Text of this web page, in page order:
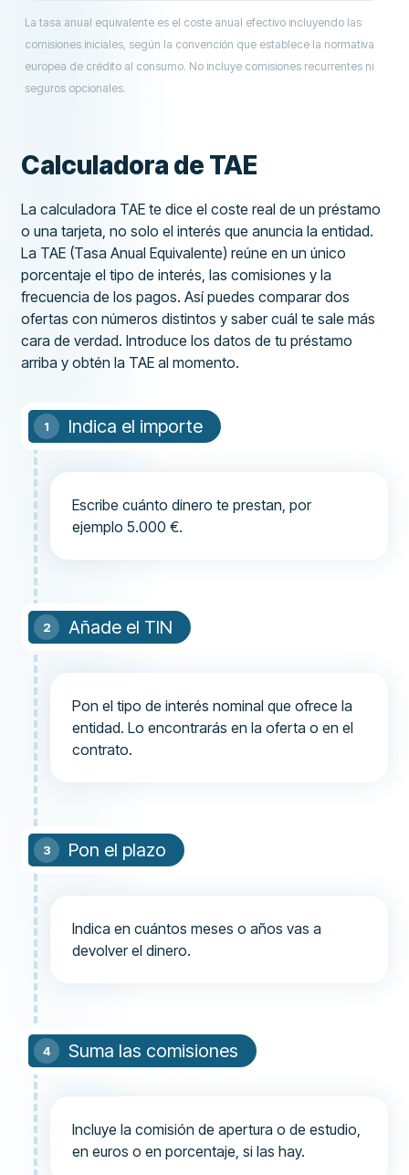
La tasa anual equivalente es el coste anual efectivo incluyendo las
comisiones iniciales, según la convención que establece la normativa
europea de crédito al consumo. No incluye comisiones recurrentes ni
seguros opcionales.
Calculadora de TAE
La calculadora TAE te dice el coste real de un préstamo
o una tarjeta, no solo el interés que anuncia la entidad.
La TAE (Tasa Anual Equivalente) reúne en un único
porcentaje el tipo de interés, las comisiones y la
frecuencia de los pagos. Así puedes comparar dos
ofertas con números distintos y saber cuál te sale más
cara de verdad. Introduce los datos de tu préstamo
arriba y obtén la TAE al momento.
Indica el importe
Escribe cuánto dinero te prestan, por
ejemplo 5.000 €.
Añade el TIN
Pon el tipo de interés nominal que ofrece la
entidad. Lo encontrarás en la oferta o en el
contrato.
Pon el plazo
Indica en cuántos meses o años vas a
devolver el dinero.
Suma las comisiones
Incluye la comisión de apertura o de estudio,
en euros o en porcentaje, si las hay.